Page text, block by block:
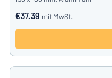
€37.39 mit MwSt.